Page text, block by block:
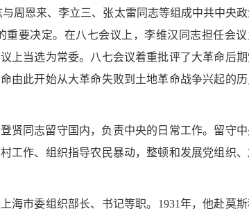
周恩来、李立三、张太雷同志等组成中共中央政
要决定。在八七会议上，李维汉同志担任会议
上当选为常委。八七会议着重批评了大革命后期
由此开始从大革命失败到土地革命战争兴起的历
贤同志留守国内，负责中央的日常工作。留守
工作、组织指导农民暴动，整顿和发展党组织、
海市委组织部长、书记等职。1931年，他赴莫